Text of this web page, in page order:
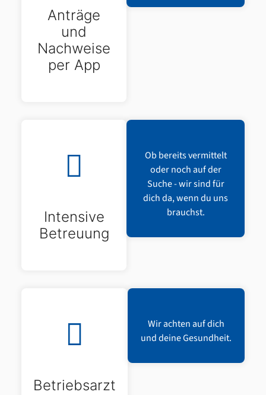
Anträge
und
Nachweise
per App
Intensive
Betreuung
Ob bereits vermittelt
oder noch auf der
Suche - wir sind für
dich da, wenn du uns
brauchst.
Betriebsarzt
Wir achten auf dich
und deine Gesundheit.